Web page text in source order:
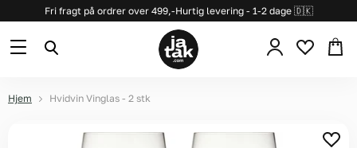
Fri fragt på ordrer over 499,-Hurtig levering - 1-2 dage 🇩🇰
Hjem Hvidvin Vinglas - 2 stk